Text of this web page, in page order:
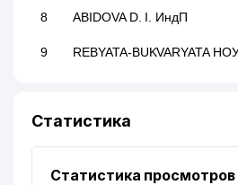
8 ABIDOVA D. I. ИндП
9 REBYATA-BUKVARYATA
Статистика
Статистика просмотров